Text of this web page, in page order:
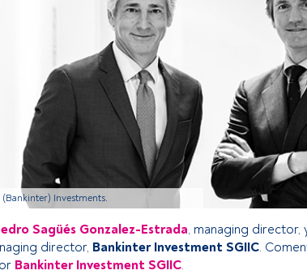
(Bankinter) Investments.
Sagüés Gonzalez-Estrada, managing director,
director, Bankinter Investment SGIIC.
Bankinter Investment SGIIC.